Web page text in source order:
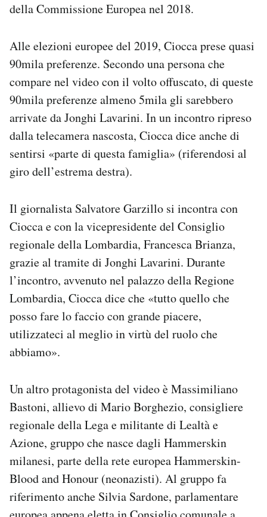
della Commissione Europea nel 2018.
Alle elezioni europee del 2019, Ciocca prese quasi
90mila preferenze. Secondo una persona che
compare nel video con il volto offuscato, di queste
90mila preferenze almeno 5mila gli sarebbero
arrivate da Jonghi Lavarini. In un incontro ripreso
dalla telecamera nascosta, Ciocca dice anche di
sentirsi «parte di questa famiglia» (riferendosi al
giro dell’estrema destra).
Il giornalista Salvatore Garzillo si incontra con
Ciocca e con la vicepresidente del Consiglio
regionale della Lombardia, Francesca Brianza,
grazie al tramite di Jonghi Lavarini. Durante
l’incontro, avvenuto nel palazzo della Regione
Lombardia, Ciocca dice che «tutto quello che
posso fare lo faccio con grande piacere,
utilizzateci al meglio in virtù del ruolo che
abbiamo».
Un altro protagonista del video è Massimiliano
Bastoni, allievo di Mario Borghezio, consigliere
regionale della Lega e militante di Lealtà e
Azione, gruppo che nasce dagli Hammerskin
milanesi, parte della rete europea Hammerskin-
Blood and Honour (neonazisti). Al gruppo fa
riferimento anche Silvia Sardone, parlamentare